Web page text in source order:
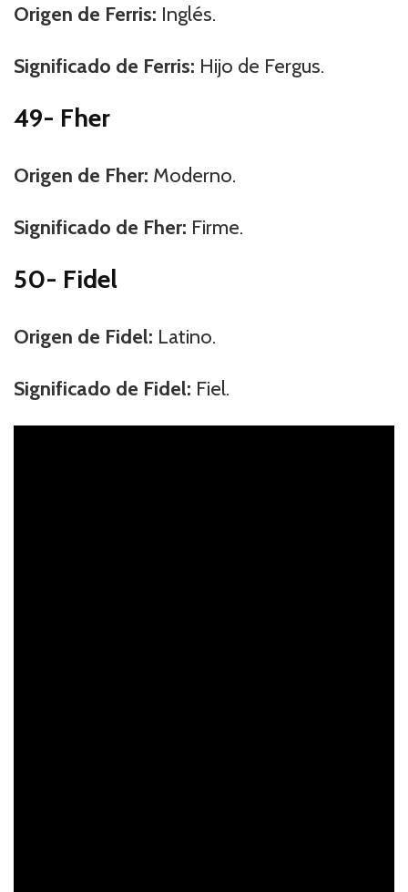
Origen de Ferris: Inglés.
Significado de Ferris: Hijo de Fergus.
49- Fher
Origen de Fher: Moderno.
Significado de Fher: Firme.
50- Fidel
Origen de Fidel: Latino.
Significado de Fidel: Fiel.